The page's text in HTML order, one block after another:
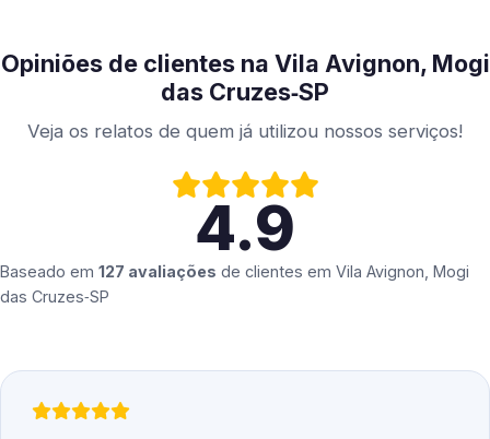
Opiniões de clientes na Vila Avignon, Mogi
das Cruzes‑SP
Veja os relatos de quem já utilizou nossos serviços!
4.9
Baseado em 127 avaliações de clientes em Vila Avignon, Mogi
das Cruzes‑SP